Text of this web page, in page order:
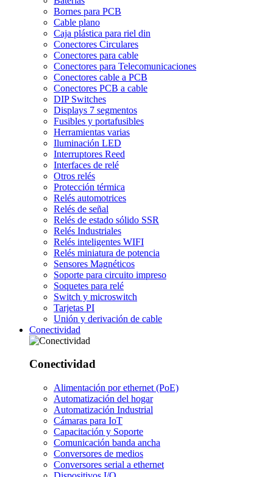
Bornes para PCB
Cable plano
Caja plástica para riel din
Conectores Circulares
Conectores para cable
Conectores para Telecomunicaciones
Conectores cable a PCB
Conectores PCB a cable
DIP Switches
Displays 7 segmentos
Fusibles y portafusibles
Herramientas varias
Iluminación LED
Interruptores Reed
Interfaces de relé
Otros relés
Protección térmica
Relés automotrices
Relés de señal
Relés de estado sólido SSR
Relés Industriales
Relés inteligentes WIFI
Relés miniatura de potencia
Sensores Magnéticos
Soporte para circuito impreso
Soquetes para relé
Switch y microswitch
Tarjetas PI
Unión y derivación de cable
Conectividad
Conectividad
Alimentación por ethernet (PoE)
Automatización del hogar
Automatización Industrial
Cámaras para IoT
Capacitación y Soporte
Comunicación banda ancha
Conversores de medios
Conversores serial a ethernet